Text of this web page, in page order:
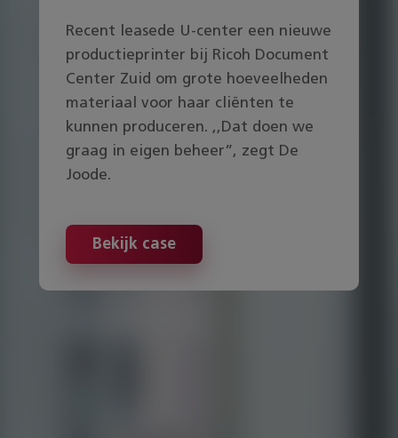
Recent leasede U-center een nieuwe
productieprinter bij Ricoh Document
Center Zuid om grote hoeveelheden
materiaal voor haar cliënten te
kunnen produceren. ,,Dat doen we
graag in eigen beheer”, zegt De
Joode.
Bekijk case